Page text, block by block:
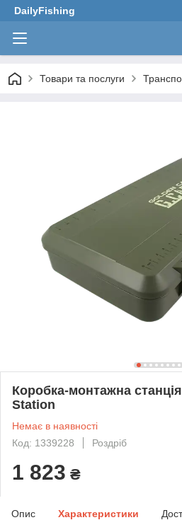
DailyFishing
Товари та послуги
Коробка-монтажна
Station
Немає в наявності
Код: 1339228
Роздріб
1 823 ₴
Опис Характеристики